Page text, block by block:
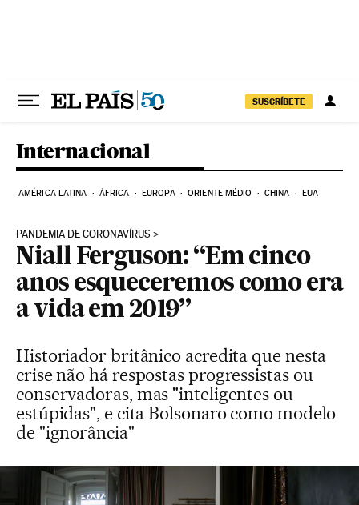
SUSCRÍBETE
Internacional
AMÉRICA LATINA ÁFRICA EUROPA ORIENTE MÉDIO CHINA EUA
PANDEMIA DE CORONAVÍRUS
Niall Ferguson: “Em cinco
anos esqueceremos como era
a vida em 2019”
Historiador britânico acredita que nesta
crise não há respostas progressistas ou
conservadoras, mas "inteligentes ou
estúpidas", e cita Bolsonaro como modelo
de "ignorância"